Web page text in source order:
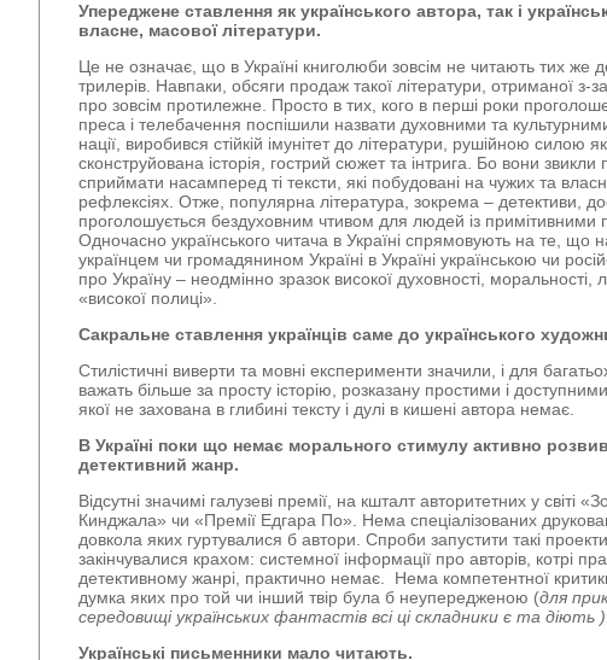
Упереджене ставлення як українського автора, так і
власне, масової літератури.
Це не означає, що в Україні книголюби зовсім не читають тих же
трилерів. Навпаки, обсяги продаж такої літератури, отриманої з-
про зовсім протилежне. Просто в тих, кого в перші роки
преса і телебачення поспішили назвати духовними та
нації, виробився стійкій імунітет до літератури, рушійною силою
сконструйована історія, гострий сюжет та інтрига. Бо вони звикли
сприймати насамперед ті тексти, які побудовані на чужих та
рефлексіях. Отже, популярна література, зокрема – детективи,
проголошується бездуховним чтивом для людей із примітивними
Одночасно українського читача в Україні спрямовують на те, що
українцем чи громадянином Україні в Україні українською чи
про Україну – неодмінно зразок високої духовності, моральності,
«високої полиці».
Сакральне ставлення українців саме до українського
Стилістичні виверти та мовні експерименти значили, і для
важать більше за просту історію, розказану простими і
якої не захована в глибині тексту і дулі в кишені автора немає.
В Україні поки що немає морального стимулу активно
детективний жанр.
Відсутні значимі галузеві премії, на кшталт авторитетних у світі
Кинджала» чи «Премії Едгара По». Нема спеціалізованих
довкола яких гуртувалися б автори. Спроби запустити такі
закінчувалися крахом: системної інформації про авторів, котрі
детективному жанрі, практично немає. Нема компетентної критики
думка яких про той чи інший твір була б неупередженою (для
середовищі українських фантастів всі ці складники є та діють ).
Українські письменники мало читають.